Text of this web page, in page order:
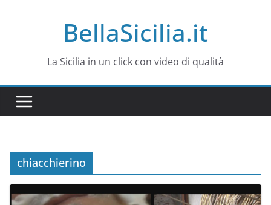
BellaSicilia.it
La Sicilia in un click con video di qualità
chiacchierino